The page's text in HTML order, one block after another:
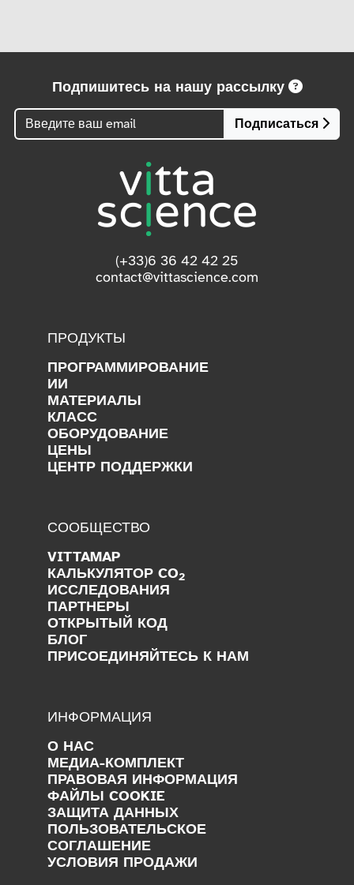
Подпишитесь на нашу рассылку
Подписаться
(+33)6 36 42 42 25
contact@vittascience.com
ПРОДУКТЫ
ПРОГРАММИРОВАНИЕ
ИИ
МАТЕРИАЛЫ
КЛАСС
ОБОРУДОВАНИЕ
ЦЕНЫ
ЦЕНТР ПОДДЕРЖКИ
СООБЩЕСТВО
VITTAMAP
КАЛЬКУЛЯТОР CO2
ИССЛЕДОВАНИЯ
ПАРТНЕРЫ
ОТКРЫТЫЙ КОД
БЛОГ
ПРИСОЕДИНЯЙТЕСЬ К НАМ
ИНФОРМАЦИЯ
О НАС
МЕДИА-КОМПЛЕКТ
ПРАВОВАЯ ИНФОРМАЦИЯ
ФАЙЛЫ COOKIE
ЗАЩИТА ДАННЫХ
ПОЛЬЗОВАТЕЛЬСКОЕ
СОГЛАШЕНИЕ
УСЛОВИЯ ПРОДАЖИ